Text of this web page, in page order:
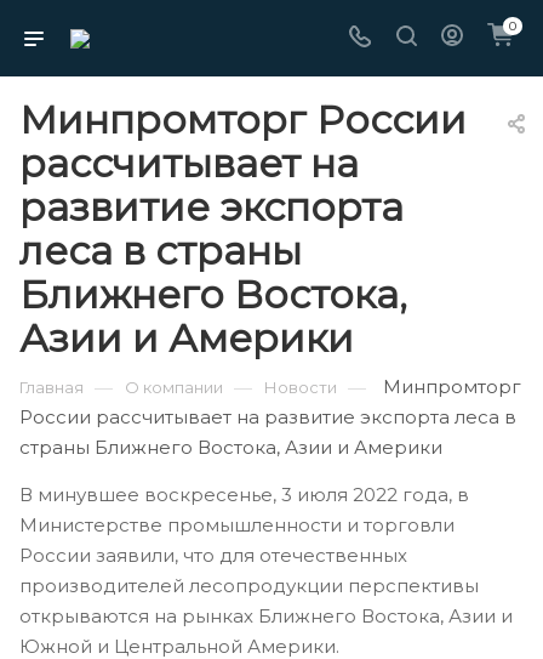
0
Минпромторг России
рассчитывает на
развитие экспорта
леса в страны
Ближнего Востока,
Азии и Америки
Главная — О компании — Новости —
Минпромторг
России рассчитывает на развитие экспорта леса в
страны Ближнего Востока, Азии и Америки
В минувшее воскресенье, 3 июля 2022 года, в
Министерстве промышленности и торговли
России заявили, что для отечественных
производителей лесопродукции перспективы
открываются на рынках Ближнего Востока, Азии и
Южной и Центральной Америки.